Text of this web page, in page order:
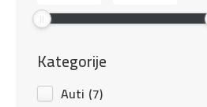
Kategorije
Auti (7)